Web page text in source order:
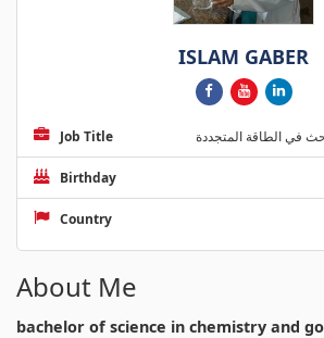
ISLAM GABER
Job Title في الطاقة المتجددة
Birthday
Country
About Me
bachelor of science in chemistry and